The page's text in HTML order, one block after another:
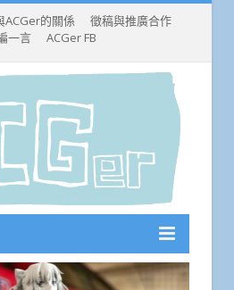
ACGer的關係
徵稿與推廣合作
一言
ACGer FB